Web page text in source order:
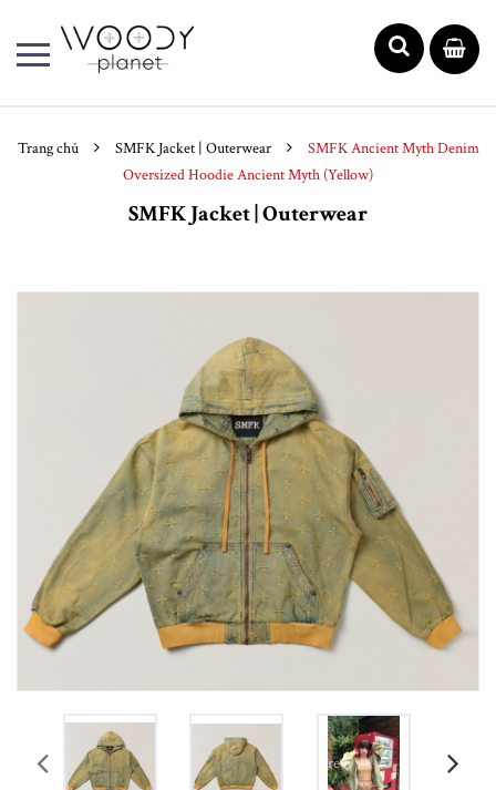
Trang chủ SMFK Jacket | Outerwear
SMFK Ancient Myth Denim
Oversized Hoodie Ancient Myth (Yellow)
SMFK Jacket | Outerwear
prev